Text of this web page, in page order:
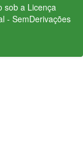
sob a Licença
- SemDerivações